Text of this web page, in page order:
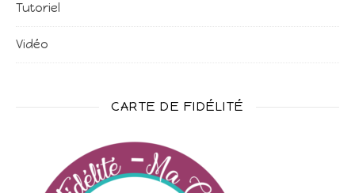
Tutoriel
Vidéo
CARTE DE FIDÉLITÉ